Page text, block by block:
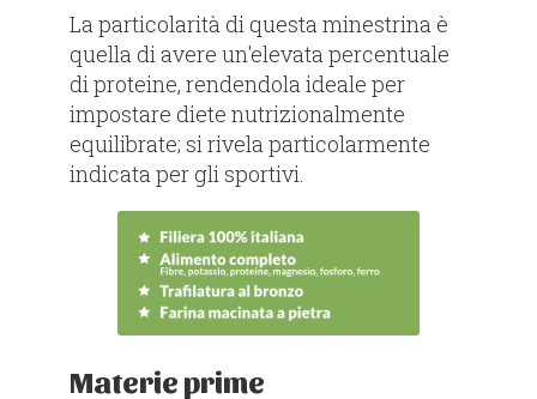
La particolarità di questa minestrina è
quella di avere un'elevata percentuale
di proteine, rendendola ideale per
impostare diete nutrizionalmente
equilibrate; si rivela particolarmente
indicata per gli sportivi.
Materie prime